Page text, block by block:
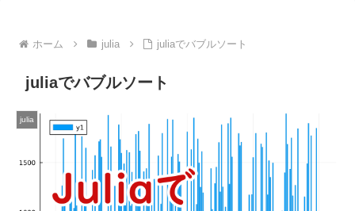
ホーム julia juliaでバブルソート
juliaでバブルソート
julia